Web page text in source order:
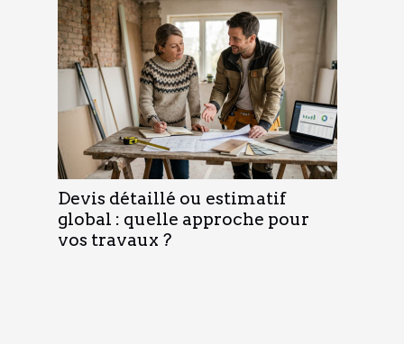
Devis détaillé ou estimatif
global : quelle approche pour
vos travaux ?